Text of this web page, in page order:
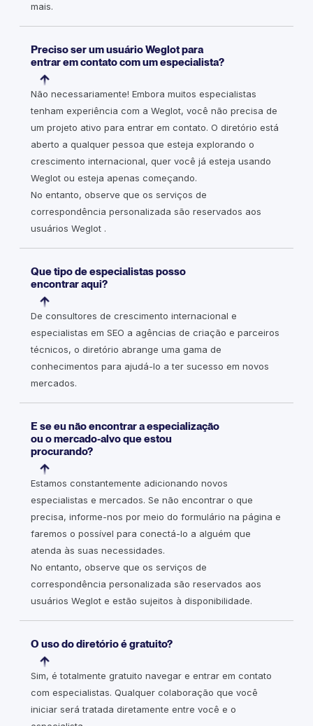
mais.
Preciso ser um usuário Weglot para
entrar em contato com um especialista?
Não necessariamente! Embora muitos especialistas
tenham experiência com a Weglot, você não precisa de
um projeto ativo para entrar em contato. O diretório está
aberto a qualquer pessoa que esteja explorando o
crescimento internacional, quer você já esteja usando
Weglot ou esteja apenas começando.
No entanto, observe que os serviços de
correspondência personalizada são reservados aos
usuários Weglot .
Que tipo de especialistas posso
encontrar aqui?
De consultores de crescimento internacional e
especialistas em SEO a agências de criação e parceiros
técnicos, o diretório abrange uma gama de
conhecimentos para ajudá-lo a ter sucesso em novos
mercados.
E se eu não encontrar a especialização
ou o mercado-alvo que estou
procurando?
Estamos constantemente adicionando novos
especialistas e mercados. Se não encontrar o que
precisa, informe-nos por meio do formulário na página e
faremos o possível para conectá-lo a alguém que
atenda às suas necessidades.
No entanto, observe que os serviços de
correspondência personalizada são reservados aos
usuários Weglot e estão sujeitos à disponibilidade.
O uso do diretório é gratuito?
Sim, é totalmente gratuito navegar e entrar em contato
com especialistas. Qualquer colaboração que você
iniciar será tratada diretamente entre você e o